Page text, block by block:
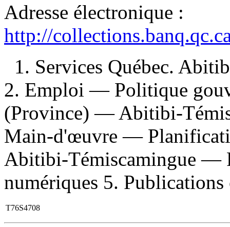
Adresse électronique :
http://
1. Services Québec.
2. Emploi — Politique
(Province) — Abitibi-
Main-d'œuvre —
Abitibi-Témiscamingue —
numériques 5.
T76S4708